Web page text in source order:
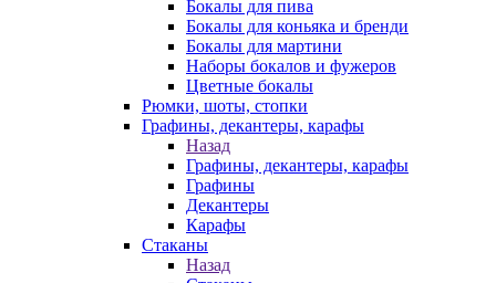
Бокалы для пива
Бокалы для коньяка и бренди
Бокалы для мартини
Наборы бокалов и фужеров
Цветные бокалы
Рюмки, шоты, стопки
Графины, декантеры, карафы
Назад
Графины, декантеры, карафы
Графины
Декантеры
Карафы
Стаканы
Назад